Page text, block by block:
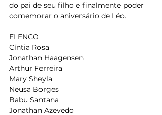
do pai de seu filho e finalmente poder
comemorar o aniversário de Léo.
ELENCO
Cíntia Rosa
Jonathan Haagensen
Arthur Ferreira
Mary Sheyla
Neusa Borges
Babu Santana
Jonathan Azevedo